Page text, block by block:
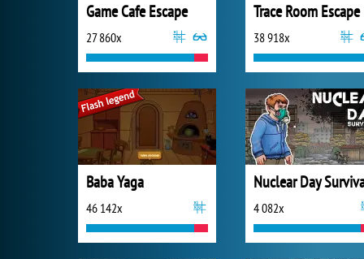
Game Cafe Escape
27 860x
Trace Room Escape
38 918x
Baba Yaga
46 142x
Nuclear Day
4 082x